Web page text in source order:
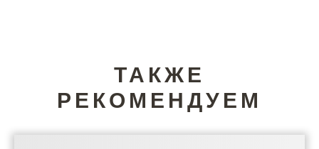
ТАКЖЕ
РЕКОМЕНДУЕМ